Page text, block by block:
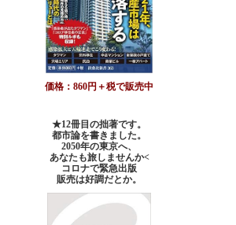
価格：860円＋税で販売中
★12冊目の拙著です。
都市論を書きました。
2050年の東京へ、
あなたも旅しませんか<
コロナで緊急出版
販売は好調だとか。